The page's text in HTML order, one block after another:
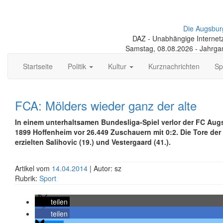
Die
DAZ - Unabhängige
Samstag, 08.08.2026 -
Startseite
Politik Kultur Kurznachrichten
FCA: Mölders wieder ganz der alte
In einem unterhaltsamen Bundesliga-Spiel verlor der FC
1899 Hoffenheim vor 26.449 Zuschauern mit 0:2. Die Tore
erzielten Salihovic (19.) und Vestergaard (41.).
Artikel vom 14.04.2014 | Autor: sz
Rubrik: Sport
teilen
teilen